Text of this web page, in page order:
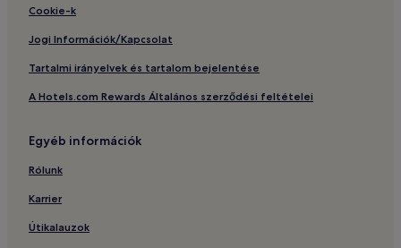
Cookie-k
Jogi Információk/Kapcsolat
Tartalmi irányelvek és tartalom bejelentése
A Hotels.com Rewards Általános szerződési feltételei
Egyéb információk
Rólunk
Karrier
Útikalauzok